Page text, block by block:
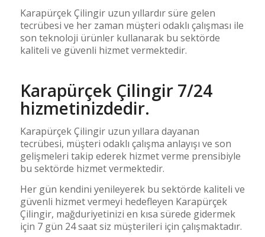
Karapürçek Çilingir uzun yıllardır süre gelen
tecrübesi ve her zaman müşteri odaklı çalışması ile
son teknoloji ürünler kullanarak bu sektörde
kaliteli ve güvenli hizmet vermektedir.
Karapürçek Çilingir 7/24
hizmetinizdedir.
Karapürçek Çilingir uzun yıllara dayanan
tecrübesi, müşteri odaklı çalışma anlayışı ve son
gelişmeleri takip ederek hizmet verme prensibiyle
bu sektörde hizmet vermektedir.
Her gün kendini yenileyerek bu sektörde kaliteli ve
güvenli hizmet vermeyi hedefleyen Karapürçek
Çilingir, mağduriyetinizi en kısa sürede gidermek
için 7 gün 24 saat siz müşterileri için çalışmaktadır.